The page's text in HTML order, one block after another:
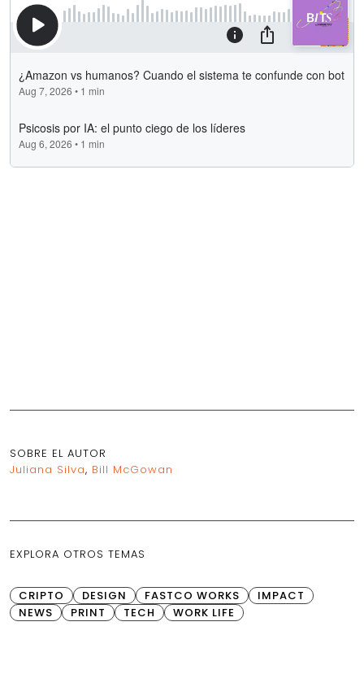
SOBRE EL AUTOR
Juliana Silva, Bill McGowan
EXPLORA OTROS TEMAS
CRIPTO DESIGN FASTCO WORKS
IMPACT
NEWS
PRINT TECH WORK LIFE